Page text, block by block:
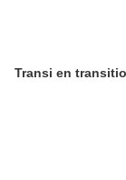
Transi en